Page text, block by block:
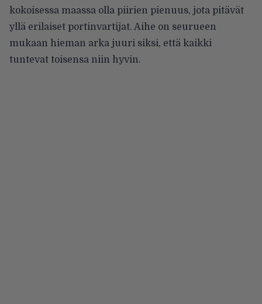
kokoisessa maassa olla piirien pienuus, jota pitävät
yllä erilaiset portinvartijat. Aihe on seurueen
mukaan hieman arka juuri siksi, että kaikki
tuntevat toisensa niin hyvin.